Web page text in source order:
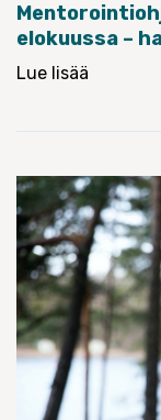
elokuussa –
Lue lisää